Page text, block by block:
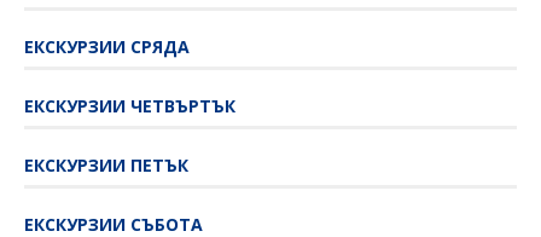
ЕКСКУРЗИИ СРЯДА
ЕКСКУРЗИИ ЧЕТВЪРТЪК
ЕКСКУРЗИИ ПЕТЪК
ЕКСКУРЗИИ СЪБОТА